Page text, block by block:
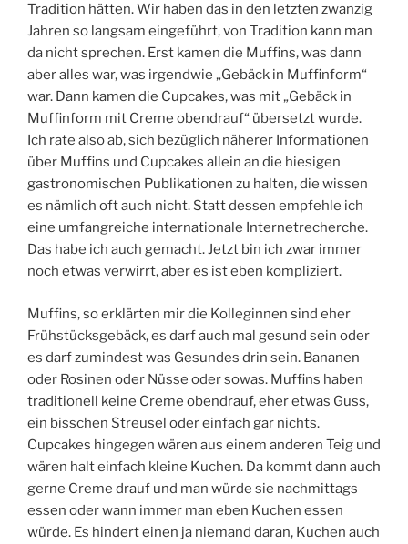
Tradition hätten. Wir haben das in den letzten zwanzig
Jahren so langsam eingeführt, von Tradition kann man
da nicht sprechen. Erst kamen die Muffins, was dann
aber alles war, was irgendwie „Gebäck in Muffinform“
war. Dann kamen die Cupcakes, was mit „Gebäck in
Muffinform mit Creme obendrauf“ übersetzt wurde.
Ich rate also ab, sich bezüglich näherer Informationen
über Muffins und Cupcakes allein an die hiesigen
gastronomischen Publikationen zu halten, die wissen
es nämlich oft auch nicht. Statt dessen empfehle ich
eine umfangreiche internationale Internetrecherche.
Das habe ich auch gemacht. Jetzt bin ich zwar immer
noch etwas verwirrt, aber es ist eben kompliziert.
Muffins, so erklärten mir die Kolleginnen sind eher
Frühstücksgebäck, es darf auch mal gesund sein oder
es darf zumindest was Gesundes drin sein. Bananen
oder Rosinen oder Nüsse oder sowas. Muffins haben
traditionell keine Creme obendrauf, eher etwas Guss,
ein bisschen Streusel oder einfach gar nichts.
Cupcakes hingegen wären aus einem anderen Teig und
wären halt einfach kleine Kuchen. Da kommt dann auch
gerne Creme drauf und man würde sie nachmittags
essen oder wann immer man eben Kuchen essen
würde. Es hindert einen ja niemand daran, Kuchen auch